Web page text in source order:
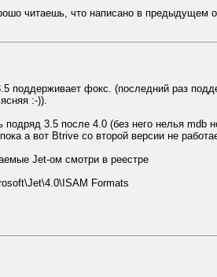
читаешь, что написано в предыдущем
поддерживает фокс. (последний раз
:-)).
3.5 после 4.0 (без него нелья
а вот Btrive со второй версии не
Jet-ом смотри в реестре
Formats